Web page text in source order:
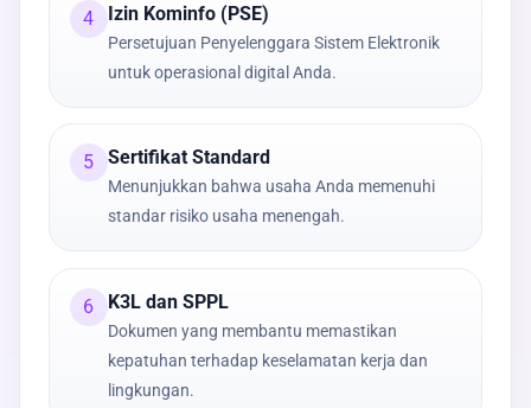
4 Izin Kominfo (PSE)
Persetujuan Penyelenggara Sistem Elektronik
untuk operasional digital Anda.
5 Sertifikat Standard
Menunjukkan bahwa usaha Anda memenuhi
standar risiko usaha menengah.
6 K3L dan SPPL
Dokumen yang membantu memastikan
kepatuhan terhadap keselamatan kerja dan
lingkungan.